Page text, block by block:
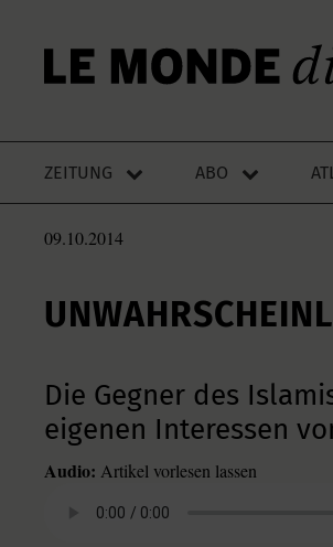
ZEITUNG ABO
09.10.2014
Die Gegner des
eigenen Interessen
Audio: Artikel vorlesen lassen